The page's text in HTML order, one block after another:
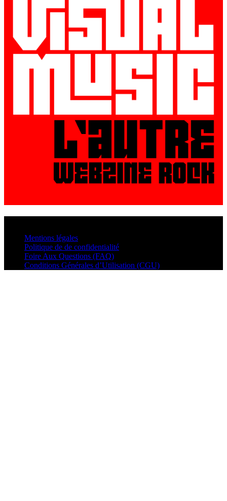
Mentions légales
Politique de de confidentialité
Foire Aux Questions (FAQ)
Conditions Générales d’Utilisation (CGU)